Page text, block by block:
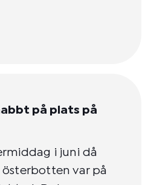
på plats på
i juni då
var på